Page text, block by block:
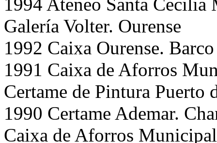
Galería Volter. Ourense
1992 Caixa Ourense.
1991 Caixa de Aforros
Certame de Pintura Puerto
1990 Certame Ademar.
Caixa de Aforros